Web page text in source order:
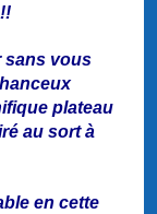
sans vous
plateau
au sort à
en cette